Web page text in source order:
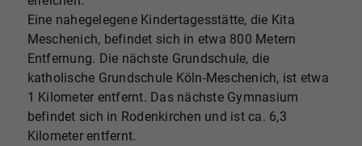
Eine nahegelegene Kindertagesstätte, die Kita
Meschenich, befindet sich in etwa 800 Metern
Entfernung. Die nächste Grundschule, die
katholische Grundschule Köln-Meschenich, ist etwa
1 Kilometer entfernt. Das nächste Gymnasium
befindet sich in Rodenkirchen und ist ca. 6,3
Kilometer entfernt.